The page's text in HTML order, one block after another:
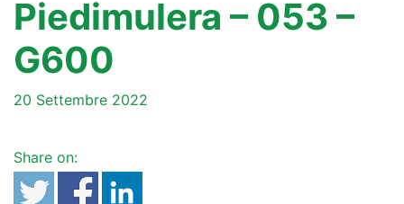
Piedimulera – 053 –
G600
20 Settembre 2022
Share on: